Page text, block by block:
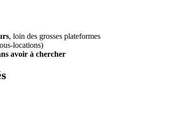
, loin des grosses plateformes
locations)
avoir à chercher